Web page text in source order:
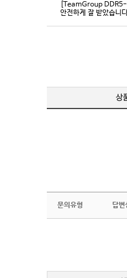
[TeamGroup
안전하게 잘 받았습니
문의유형 답변